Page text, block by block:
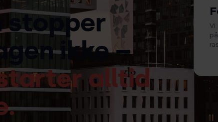
stopper
ikke –
alltid
Vi